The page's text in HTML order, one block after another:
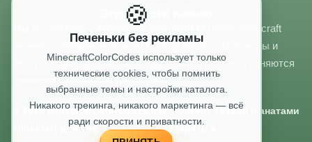
Вернуться в начало
Мы не связаны с Mojang Studios или Microsoft. Minecraft
является товарным знаком Mojang Studios. Все моды и
ресурсы принадлежат их создателям и распространяются
согласно публичным лицензиям.
© 2026 MinecraftColorCodes.net. Контент создан фанатами
Minecraft для тех, кто любит создавать и
🍪
Печеньки без рекламы
MinecraftColorCodes использует только
технические cookies, чтобы помнить
выбранные темы и настройки каталога.
Никакого трекинга, никакого маркетинга — всё
ради скорости и приватности.